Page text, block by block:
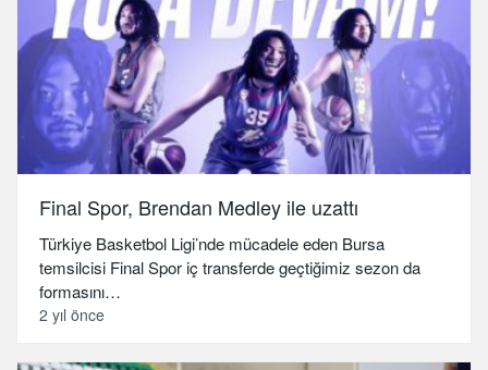
Final Spor, Brendan Medley ile uzattı
Türkiye Basketbol Ligi’nde mücadele eden Bursa
temsilcisi Final Spor iç transferde geçtiğimiz sezon da
formasını…
2 yıl önce